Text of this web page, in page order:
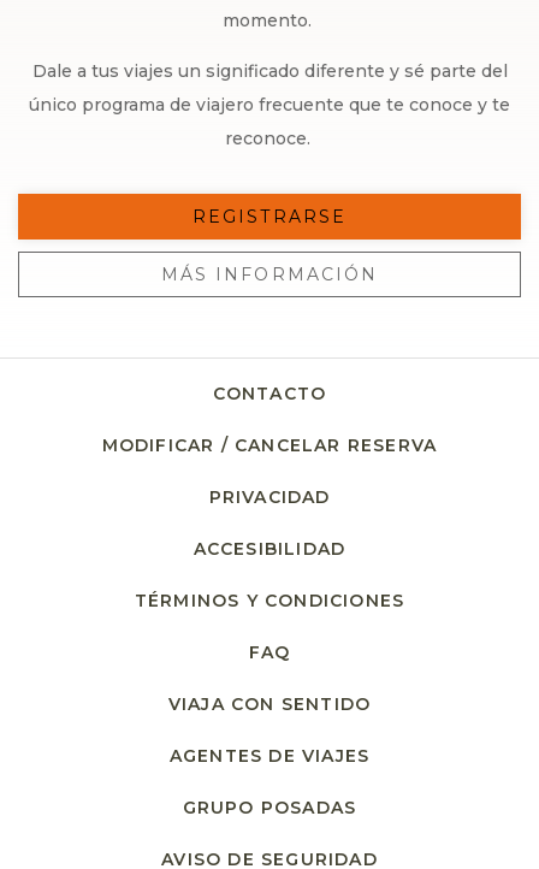
momento.
Dale a tus viajes un significado diferente y sé parte del
único programa de viajero frecuente que te conoce y te
reconoce.
REGISTRARSE
MÁS INFORMACIÓN
CONTACTO
MODIFICAR / CANCELAR RESERVA
PRIVACIDAD
ACCESIBILIDAD
TÉRMINOS Y CONDICIONES
FAQ
VIAJA CON SENTIDO
AGENTES DE VIAJES
GRUPO POSADAS
AVISO DE SEGURIDAD